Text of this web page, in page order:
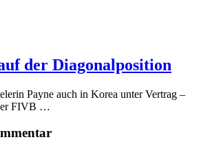
der Diagonalposition
Payne auch in Korea unter Vertrag –
FIVB …